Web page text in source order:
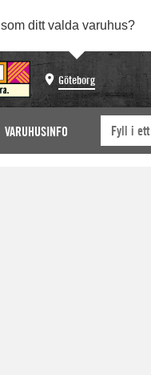
som ditt valda varuhus?
Göteborg
VARUHUSINFO